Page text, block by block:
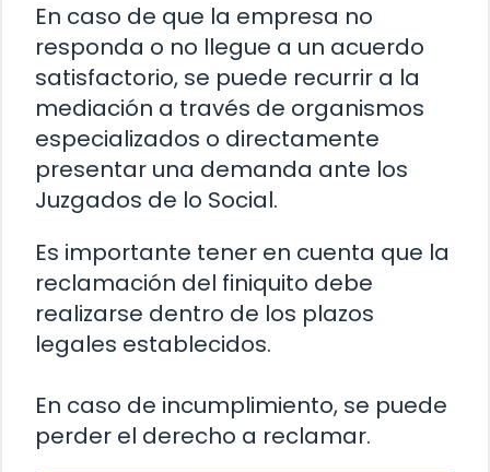
En caso de que la empresa no
responda o no llegue a un acuerdo
satisfactorio, se puede recurrir a la
mediación a través de organismos
especializados o directamente
presentar una demanda ante los
Juzgados de lo Social.
Es importante tener en cuenta que la
reclamación del finiquito debe
realizarse dentro de los plazos
legales establecidos.
En caso de incumplimiento, se puede
perder el derecho a reclamar.